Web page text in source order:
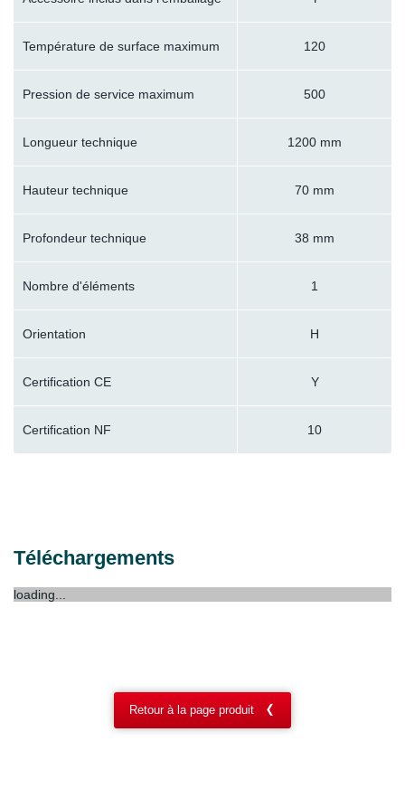
Température de surface maximum 120
Pression de service maximum 500
Longueur technique 1200 mm
Hauteur technique 70 mm
Profondeur technique 38 mm
Nombre d'éléments 1
Orientation H
Certification CE Y
Certification NF 10
Téléchargements
loading...
Retour à la page produit